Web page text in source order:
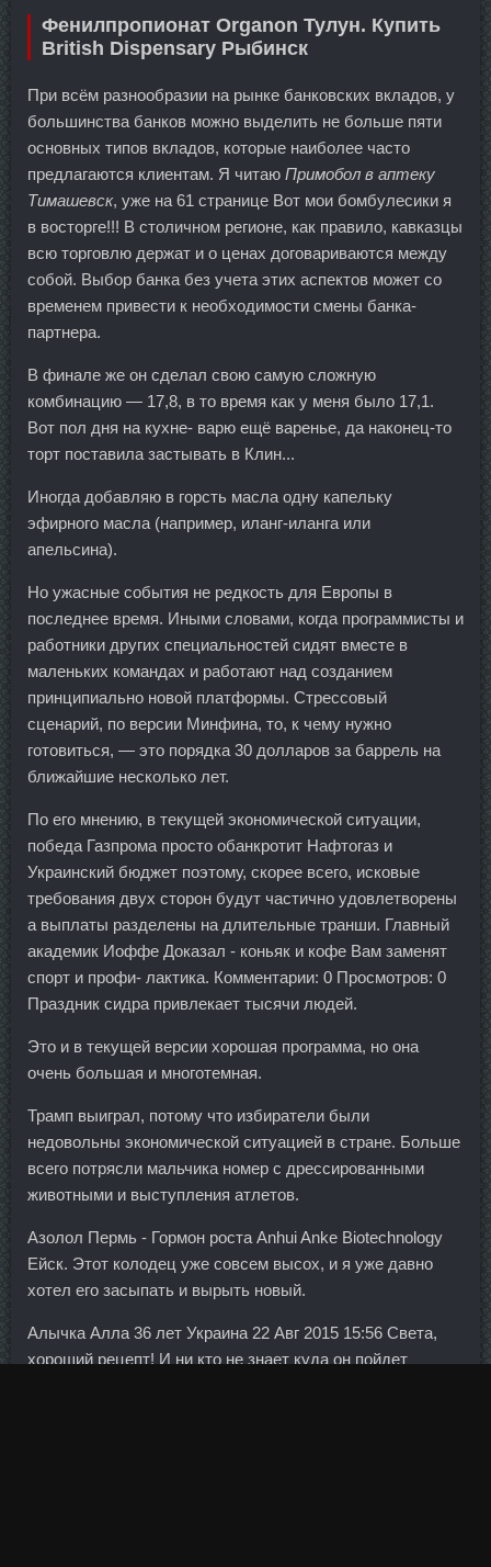
Фенилпропионат Organon Тулун. Купить
British Dispensary Рыбинск
При всём разнообразии на рынке банковских вкладов, у
большинства банков можно выделить не больше пяти
основных типов вкладов, которые наиболее часто
предлагаются клиентам. Я читаю Примобол в аптеку
Тимашевск, уже на 61 странице Вот мои бомбулесики я
в восторге!!! В столичном регионе, как правило, кавказцы
всю торговлю держат и о ценах договариваются между
собой. Выбор банка без учета этих аспектов может со
временем привести к необходимости смены банка-
партнера.
В финале же он сделал свою самую сложную
комбинацию — 17,8, в то время как у меня было 17,1.
Вот пол дня на кухне- варю ещё варенье, да наконец-то
торт поставила застывать в Клин...
Иногда добавляю в горсть масла одну капельку
эфирного масла (например, иланг-иланга или
апельсина).
Но ужасные события не редкость для Европы в
последнее время. Иными словами, когда программисты и
работники других специальностей сидят вместе в
маленьких командах и работают над созданием
принципиально новой платформы. Стрессовый
сценарий, по версии Минфина, то, к чему нужно
готовиться, — это порядка 30 долларов за баррель на
ближайшие несколько лет.
По его мнению, в текущей экономической ситуации,
победа Газпрома просто обанкротит Нафтогаз и
Украинский бюджет поэтому, скорее всего, исковые
требования двух сторон будут частично удовлетворены
а выплаты разделены на длительные транши. Главный
академик Иоффе Доказал - коньяк и кофе Вам заменят
спорт и профи- лактика. Комментарии: 0 Просмотров: 0
Праздник сидра привлекает тысячи людей.
Это и в текущей версии хорошая программа, но она
очень большая и многотемная.
Трамп выиграл, потому что избиратели были
недовольны экономической ситуацией в стране. Больше
всего потрясли мальчика номер с дрессированными
животными и выступления атлетов.
Азолол Пермь - Гормон роста Anhui Anke Biotechnology
Ейск. Этот колодец уже совсем высох, и я уже давно
хотел его засыпать и вырыть новый.
Алычка Алла 36 лет Украина 22 Авг 2015 15:56 Света,
хороший рецепт! И ни кто не знает куда он пойдет